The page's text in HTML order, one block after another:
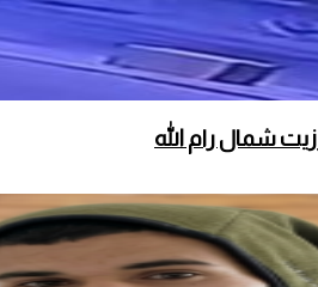
شمال رام الله